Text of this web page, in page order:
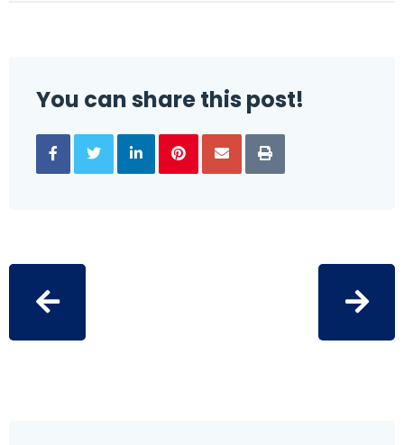
You can share this post!